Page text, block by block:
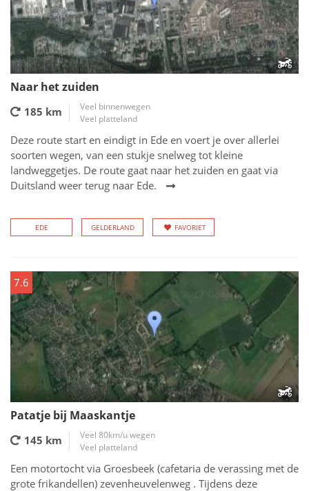
Naar het zuiden
185 km
Veel binnenwegen
Veel platteland
Deze route start en eindigt in Ede en voert je over allerlei
soorten wegen, van een stukje snelweg tot kleine
landweggetjes. De route gaat naar het zuiden en gaat via
Duitsland weer terug naar Ede.
EDE GELDERLAND FAVORIET
7.6
Patatje bij Maaskantje
145 km
Veel 80km/u wegen
Veel platteland
Een motortocht via Groesbeek (cafetaria de verassing met de
grote frikandellen) zevenheuvelenweg . Tijdens deze